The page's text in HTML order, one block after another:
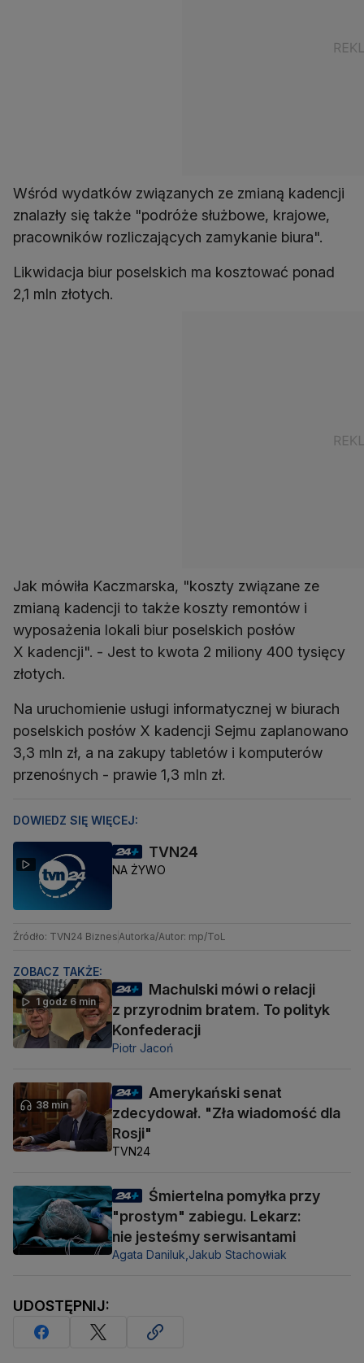
Wśród wydatków związanych ze zmianą kadencji
znalazły się także "podróże służbowe, krajowe,
pracowników rozliczających zamykanie biura".
Likwidacja biur poselskich ma kosztować ponad
2,1 mln złotych.
Jak mówiła Kaczmarska, "koszty związane ze
zmianą kadencji to także koszty remontów i
wyposażenia lokali biur poselskich posłów
X kadencji". - Jest to kwota 2 miliony 400 tysięcy
złotych.
Na uruchomienie usługi informatycznej w biurach
poselskich posłów X kadencji Sejmu zaplanowano
3,3 mln zł, a na zakupy tabletów i komputerów
przenośnych - prawie 1,3 mln zł.
DOWIEDZ SIĘ WIĘCEJ:
TVN24
NA ŻYWO
Źródło: TVN24 BiznesAutorka/Autor: mp/ToL
ZOBACZ TAKŻE:
1 godz 6 min
Machulski mówi o relacji
z przyrodnim bratem. To polityk
Konfederacji
Piotr Jacoń
38 min
Amerykański senat
zdecydował. "Zła wiadomość dla
Rosji"
TVN24
Śmiertelna pomyłka przy
"prostym" zabiegu. Lekarz:
nie jesteśmy serwisantami
Agata Daniluk,Jakub Stachowiak
UDOSTĘPNIJ: